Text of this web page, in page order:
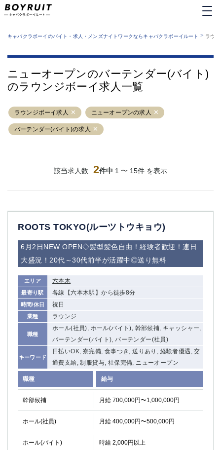
業種から探す
運営者情報
サイトマップ
キャバクラボーイのバイト・求人・メンズナイトワークならキャバクラボーイルート > ラウ
ニューオープンのバーテンダー(バイト)
のラウンジボーイ求人一覧
ラウンジボーイ求人 ニューオープンの求人
バーテンダー(バイト)の求人
該当求人数 2件中 1 〜 15件 を表示
ROOTS TOKYO(ルーツトウキョウ)
6月2日NEW OPEN◇髪型髪色自由！経験者歓迎！連日
大盛況！20代～30代前半が活躍中◎送り無料
エリア 六本木
最寄り駅 各線【六本木駅】から徒歩8分
時間/休日 祝日
業種 ラウンジ
職種
ホール(社員), ホール(バイト), 幹部候補, キャッシャー,
バーテンダー(バイト), バーテンダー(社員)
キーワード
日払いOK, 寮完備, 食事つき, 送りあり, 経験者優遇, 交
通費支給, 制服貸与, 社保完備, ニューオープン
職種 給与
幹部候補 月給 700,000円〜1,000,000円
ホール(社員) 月給 400,000円〜500,000円
ホール(バイト) 時給 2,000円以上
六本木
池袋
新橋
歌舞伎町
渋谷
大和
錦糸町
秋葉原
八王子
五反田
①六本木 ②西麻布
大山
赤坂
高円寺
蒲田東口
多摩センター
立川（南口）
新宿
中野
府中
中目黒
ひばりヶ丘（北口）
吉祥寺（南口／公園口）
自由が丘
吉祥寺（北口／東口）
四谷
錦糸町南口
下北沢・経堂
金町（北口）
成増駅徒歩3分の好立地！①JR埼京線「赤羽駅」から徒歩2分 ②東
三軒茶屋（南口）
①歌舞伎町 ②新宿 ③新宿三丁目 ④西
①歌舞伎町 ②新宿 ③西部新宿 ③東新宿
①歌舞伎町 ②新宿
①銀座 ②新橋
錦糸町(南口)
蒲田(西口)
清瀬（南口）
①東武練馬 ②成増・板橋 ③大山 ②池袋
池袋東口
金町
大井町